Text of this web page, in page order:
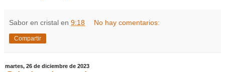
Sabor en cristal en 9:18 No hay comentarios:
Compartir
martes, 26 de diciembre de 2023